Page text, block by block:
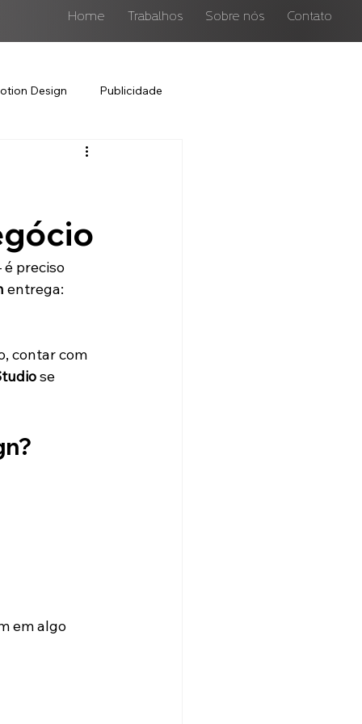
Home Trabalhos Sobre nós Contato
Design Publicidade
preciso
entrega:
contar com
se
em algo